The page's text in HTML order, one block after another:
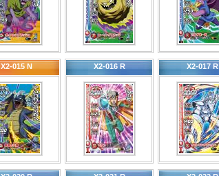
X2-015 N X2-016 R X2-017 R